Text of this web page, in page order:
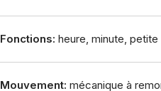
Fonctions: heure, minute,
Mouvement: mécanique à